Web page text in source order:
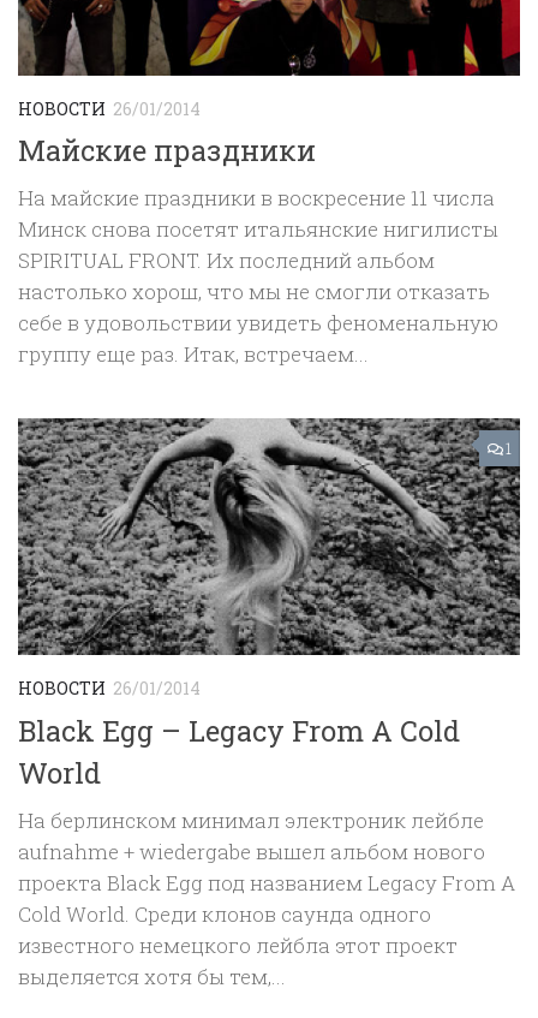
НОВОСТИ 26/01/2014
Майские праздники
На майские праздники в воскресение 11 числа
Минск снова посетят итальянские нигилисты
SPIRITUAL FRONT. Их последний альбом
настолько хорош, что мы не смогли отказать
себе в удовольствии увидеть феноменальную
группу еще раз. Итак, встречаем...
1
НОВОСТИ 26/01/2014
Black Egg ‎– Legacy From A Cold
World
На берлинском минимал электроник лейбле
aufnahme + wiedergabe вышел альбом нового
проекта Black Egg ‎под названием Legacy From A
Cold World. Среди клонов саунда одного
известного немецкого лейбла этот проект
выделяется хотя бы тем,...